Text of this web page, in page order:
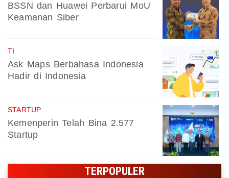
BSSN dan Huawei Perbarui MoU
Keamanan Siber
TI
Ask Maps Berbahasa Indonesia
Hadir di Indonesia
STARTUP
Kemenperin Telah Bina 2.577
Startup
TERPOPULER